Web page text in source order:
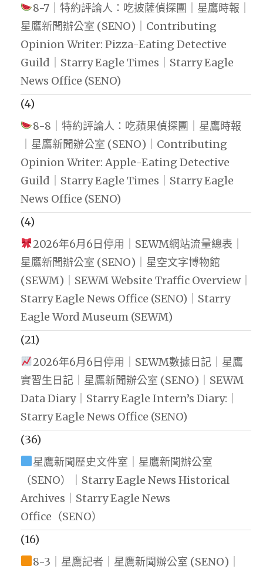
8-7｜特約評論人：吃披薩偵探團｜星鷹時報｜
星鷹新聞辦公室 (SENO)｜Contributing
Opinion Writer: Pizza-Eating Detective
Guild｜Starry Eagle Times｜Starry Eagle
News Office (SENO)
(4)
8-8｜特約評論人：吃蘋果偵探團｜星鷹時報
｜星鷹新聞辦公室 (SENO)｜Contributing
Opinion Writer: Apple-Eating Detective
Guild｜Starry Eagle Times｜Starry Eagle
News Office (SENO)
(4)
2026年6月6日停用｜SEWM網站流量總表｜
星鷹新聞辦公室 (SENO)｜星空文字博物館
(SEWM)｜SEWM Website Traffic Overview｜
Starry Eagle News Office (SENO)｜Starry
Eagle Word Museum (SEWM)
(21)
2026年6月6日停用｜SEWM數據日記｜星鷹
實習生日記｜星鷹新聞辦公室 (SENO)｜SEWM
Data Diary｜Starry Eagle Intern’s Diary:｜
Starry Eagle News Office (SENO)
(36)
星鷹新聞歷史文件室｜星鷹新聞辦公室
（SENO）｜Starry Eagle News Historical
Archives｜Starry Eagle News
Office（SENO）
(16)
8-3｜星鷹記者｜星鷹新聞辦公室 (SENO)｜